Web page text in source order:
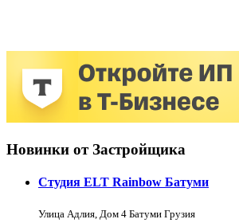
Новинки от Застройщика
Студия ELT Rainbow Батуми
Улица Адлия, Дом 4 Батуми Грузия